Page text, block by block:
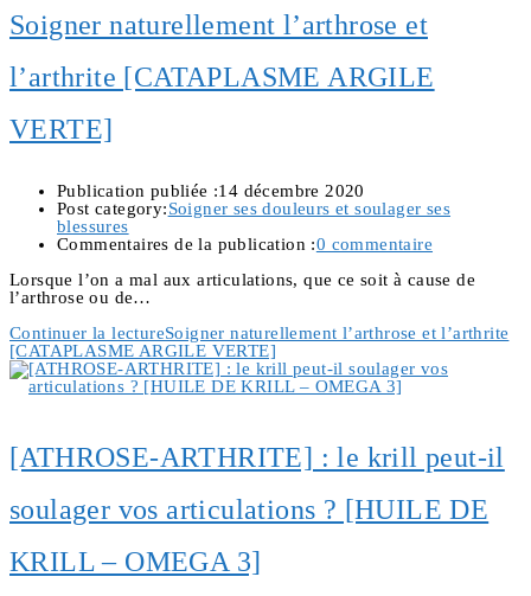
Soigner naturellement l’arthrose et
l’arthrite [CATAPLASME ARGILE
VERTE]
Publication publiée :14 décembre 2020
Post category:Soigner ses douleurs et soulager ses
blessures
Commentaires de la publication :0 commentaire
Lorsque l’on a mal aux articulations, que ce soit à cause de
l’arthrose ou de…
Continuer la lectureSoigner naturellement l’arthrose et l’arthrite
[CATAPLASME ARGILE VERTE]
[ATHROSE-ARTHRITE] : le krill peut-il
soulager vos articulations ? [HUILE DE
KRILL – OMEGA 3]